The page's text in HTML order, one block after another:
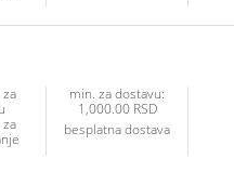
min. za dostavu:
1,000.00 RSD
besplatna dostava